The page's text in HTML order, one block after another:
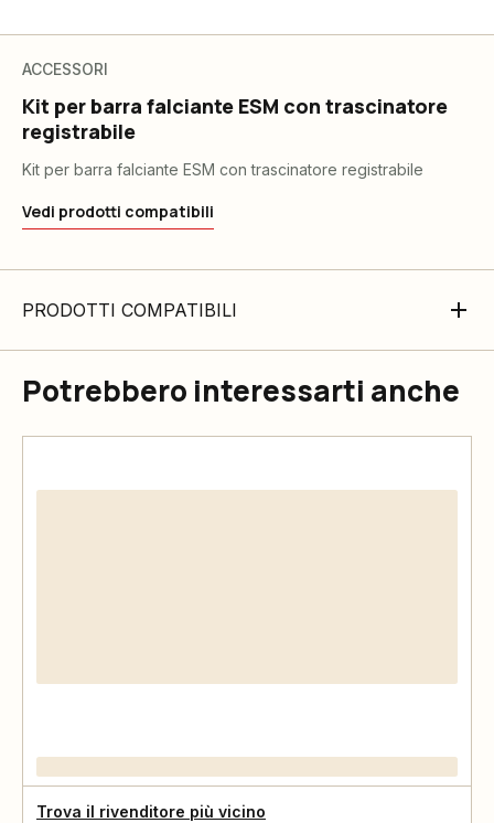
ACCESSORI
Kit per barra falciante ESM con trascinatore
registrabile
Kit per barra falciante ESM con trascinatore registrabile
Vedi prodotti compatibili
PRODOTTI COMPATIBILI
Potrebbero interessarti anche
Trova il rivenditore più vicino